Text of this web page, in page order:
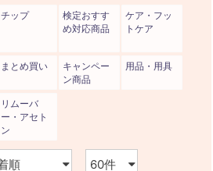
チップ
検定おすす
め対応商品
ケア・フッ
トケア
まとめ買い
キャンペー
ン商品
用品・用具
リムーバ
ー・アセト
ン